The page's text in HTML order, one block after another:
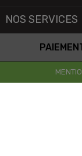
NOS SERVICES